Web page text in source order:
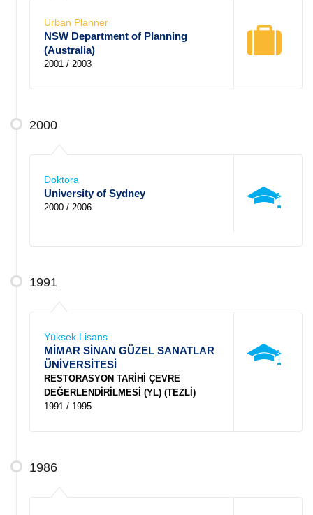
Urban Planner
NSW Department of Planning
(Australia)
2001 / 2003
2000
Doktora
University of Sydney
2000 / 2006
1991
Yüksek Lisans
MİMAR SİNAN GÜZEL SANATLAR
ÜNİVERSİTESİ
RESTORASYON TARİHİ ÇEVRE
DEĞERLENDİRİLMESİ (YL) (TEZLİ)
1991 / 1995
1986